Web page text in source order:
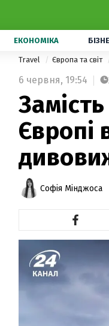
ЕКОНОМІКА
Travel Європа та світ
6 червня, 19:54
Європі
Софія Мінджоса